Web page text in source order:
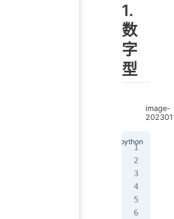
1.
数
字
型
image-